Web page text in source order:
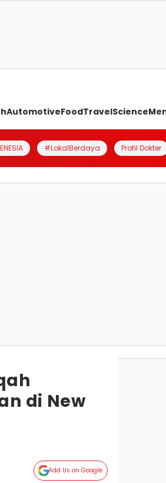
AutomotiveFoodTravelScience
#LokalBerdaya Profil Dokter
di New
Add Us on Google